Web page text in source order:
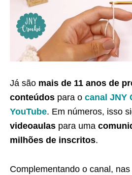
Já são mais de 11 anos de
conteúdos para o canal JNY
YouTube. Em números, isso
videoaulas para uma
milhões de inscritos.
Complementando o canal, nas